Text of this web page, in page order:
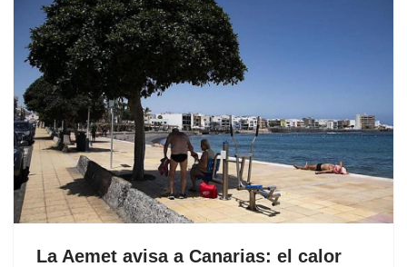
La Aemet avisa a Canarias: el calor